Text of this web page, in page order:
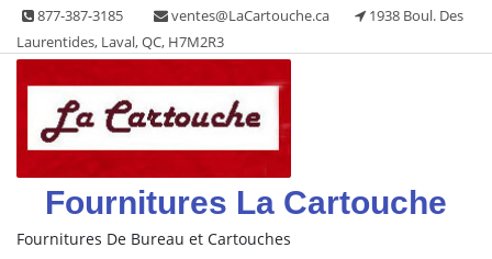
Skip
content
877-387-3185 ventes@LaCartouche.ca
1938 Boul. Des
Laurentides, Laval, QC, H7M2R3
Fournitures La Cartouche
Fournitures De Bureau et Cartouches